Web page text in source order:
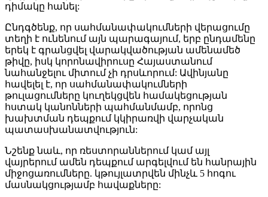
դիմակը հանել:
Ընդգծենք, որ սահմանափակումների վերացումը
տեղի է ունենում այն պարագայում, երբ ընդամենը
երեկ է գրանցվել վարակվածության ամենամեծ
թիվը, իսկ կորոնավիրուսը Հայաստանում
նահանջելու միտում չի դրսևորում: Ավինյանը
հավելել է, որ սահմանափակումների
թուլացումները կուղեկցվեն համակեցության
հստակ կանոնների պահմանմամբ, որոնց
խախտման դեպքում կկիրառվի վարչական
պատասխանատվություն:
Նշենք նաև, որ ռեստորաններում կամ այլ
վայրերում ամեն դեպքում արգելվում են հանրային
միջոցառումները. կթույլատրվեն մինչև 5 հոգու
մասնակցությամբ հավաքները: